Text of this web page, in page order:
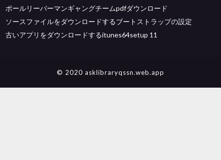
ポールリーバーマンギャングチームpdfダウンロード
ソースファイルをダウンロードするブートストラップの設定
古いアプリをダウンロードするitunes64setup 11
© 2020 asklibraryqssn.web.app